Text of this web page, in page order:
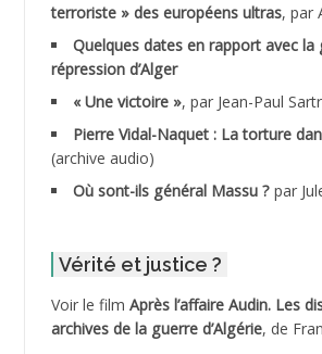
ADDALA Boualem*
ADDANE
ADDECHE Rachid
ADELIOUAT Vve AIT SAADA
ADJANI Khaled
terroriste » des européens ultras, par
Quelques dates en rapport avec la
répression d’Alger
« Une victoire », par Jean-Paul
Pierre Vidal-Naquet : La torture
(archive audio)
Où sont-ils général Massu ? par
Vérité et justice ?
Voir le film Après l’affaire Audin. Les
archives de la guerre d’Algérie, de